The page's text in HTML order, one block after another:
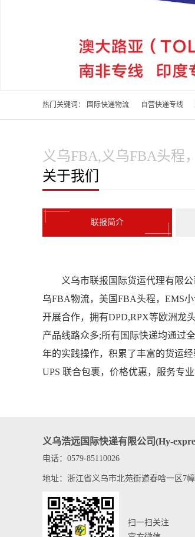
热门关键词： 国际快递物流 自营快递专线
义乌FBA,义乌FBA头程
关于我们
联报简介
义乌市联报国际货运代理有限公
乌FBA物流，美国FBA头程，EMS
开展合作，拥有DPD,RPX等欧洲龙
产品线路众多;所有国际快递均通过
年的实践操作，积累了丰富的货运
UPS 联合包裹，价格优惠，服务专
义乌浩远国际快递有限公司(Hy-
电话：0579-85110026
地址：浙江省义乌市北苑街道春唅一区7
扫一扫关注